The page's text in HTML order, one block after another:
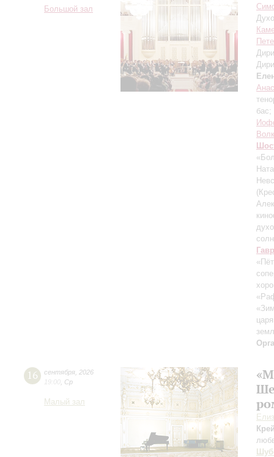
Большой зал
бас;
16 сентября 2026
19:00 Ср
Малый зал